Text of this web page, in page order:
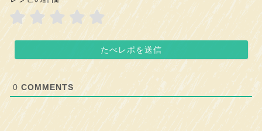
0 COMMENTS